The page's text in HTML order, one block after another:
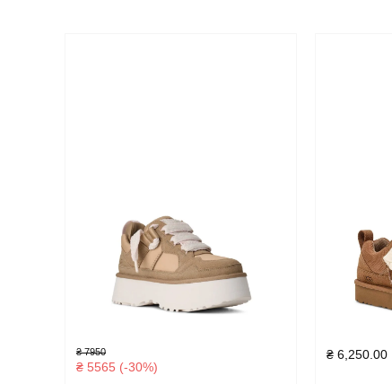
₴ 7950
₴ 5565 (-30%)
₴ 6,250.00